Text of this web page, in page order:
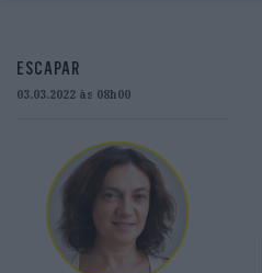
ESCAPAR
03.03.2022 às 08h00